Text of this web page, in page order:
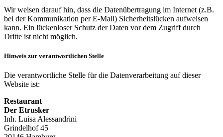
Wir weisen darauf hin, dass die Datenübertragung im Internet (z.B.
bei der Kommunikation per E-Mail) Sicherheitslücken aufweisen
kann. Ein lückenloser Schutz der Daten vor dem Zugriff durch
Dritte ist nicht möglich.
Hinweis zur verantwortlichen Stelle
Die verantwortliche Stelle für die Datenverarbeitung auf dieser
Website ist:
Restaurant
Der Etrusker
Inh. Luisa Alessandrini
Grindelhof 45